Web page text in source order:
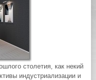
столетия, как некий
индустриализации и